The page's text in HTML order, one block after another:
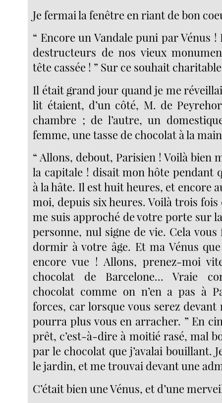
Je fermai la fenêtre en riant de bon
“ Encore un Vandale puni par Vénus !
destructeurs de nos vieux
tête cassée ! ” Sur ce souhait
Il était grand jour quand je me
lit étaient, d’un côté, M. de
chambre ; de l’autre, un
femme, une tasse de chocolat à la
“ Allons, debout, Parisien ! Voilà bien
la capitale ! disait mon hôte pendant
à la hâte. Il est huit heures, et encore
moi, depuis six heures. Voilà trois
me suis approché de votre porte sur
personne, nul signe de vie. Cela
dormir à votre âge. Et ma Vénus que
encore vue ! Allons, prenez-moi
chocolat de Barcelone... Vraie
chocolat comme on n’en a pas à
forces, car lorsque vous serez devant
pourra plus vous en arracher. ” En
prêt, c’est-à-dire à moitié rasé, mal
par le chocolat que j’avalai bouillant.
le jardin, et me trouvai devant une
C’était bien une Vénus, et d’une